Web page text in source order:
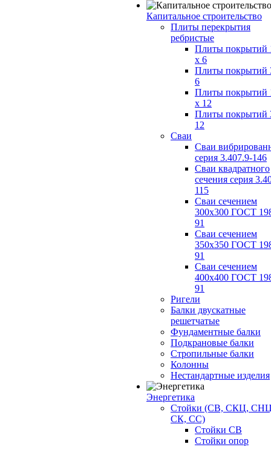
Капитальное строительство
Плиты перекрытия
ребристые
Плиты покрытий
x 6
Плиты покрытий
6
Плиты покрытий
x 12
Плиты покрытий
12
Сваи
Сваи
серия 3.407.9-146
Сваи квадратного
сечения серия
115
Сваи сечением
300х300 ГОСТ
91
Сваи сечением
350х350 ГОСТ
91
Сваи сечением
400х400 ГОСТ
91
Ригели
Балки двускатные
решетчатые
Фундаментные балки
Подкрановые балки
Стропильные балки
Колонны
Нестандартные изделия
Энергетика
Стойки (СВ, СКЦ,
СК, СС)
Стойки СВ
Стойки опор